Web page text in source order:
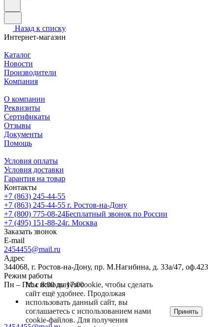
Назад к списку
Интернет-магазин
Каталог
Новости
Производители
Компания
О компании
Реквизиты
Сертификаты
Отзывы
Документы
Помощь
Условия оплаты
Условия доставки
Гарантия на товар
Контакты
+7 (863) 245-44-55
+7 (863) 245-44-55 г. Ростов-на-Дону
+7 (800) 775-08-24Бесплатный звонок по России
+7 (495) 151-88-24г. Москва
Заказать звонок
E-mail
2454455@mail.ru
Адрес
344068, г. Ростов-на-Дону, пр. М.Нагибина, д. 33а/47, оф.423
Режим работы
Пн – Пт: с 8:00 до 17:00
Мы используем cookie, чтобы сделать
сайт ещё удобнее. Продолжая
использовать данный сайт, вы
соглашаетесь с использованием нами
cookie-файлов. Для получения
Принять